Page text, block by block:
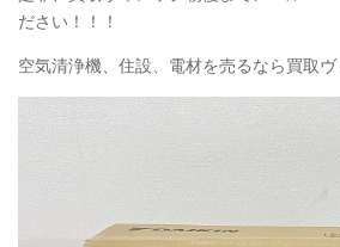
ださい！！！
空気清浄機、住設、電材を売るなら買取ヴ